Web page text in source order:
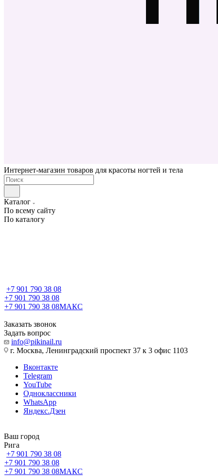
Интернет-магазин товаров для красоты ногтей и тела
Каталог
По всему сайту
По каталогу
+7 901 790 38 08
+7 901 790 38 08
+7 901 790 38 08МАКС
Заказать звонок
Задать вопрос
info@pikinail.ru
г. Москва, Ленинградский проспект 37 к 3 офис 1103
Вконтакте
Telegram
YouTube
Одноклассники
WhatsApp
Яндекс.Дзен
Ваш город
Рига
+7 901 790 38 08
+7 901 790 38 08
+7 901 790 38 08МАКС